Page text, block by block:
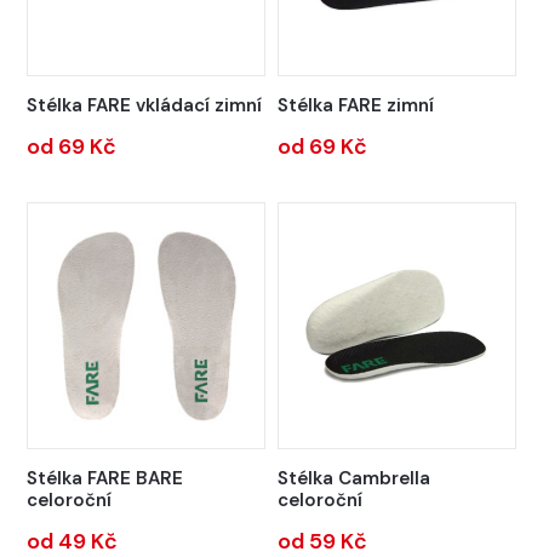
Stélka FARE vkládací zimní
od 69 Kč
Stélka FARE zimní
od 69 Kč
Stélka FARE BARE
celoroční
od 49 Kč
Stélka Cambrella
celoroční
od 59 Kč